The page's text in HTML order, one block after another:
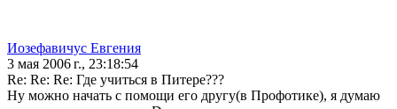
Иозефавичус Евгения
3 мая 2006 г., 23:18:54
Re: Re: Re: Где учиться в Питере???
Ну можно начать с помощи его другу(в Профотике), я думаю